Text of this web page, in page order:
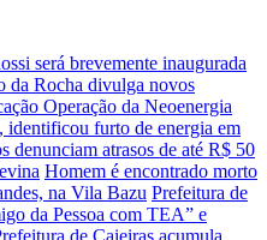
será brevemente inaugurada
da Rocha divulga novos
Operação da Neoenergia
furto de energia em
denunciam atrasos de até R$ 50
Homem é encontrado morto
na Vila Bazu Prefeitura de
da Pessoa com TEA” e
de Caieiras acumula